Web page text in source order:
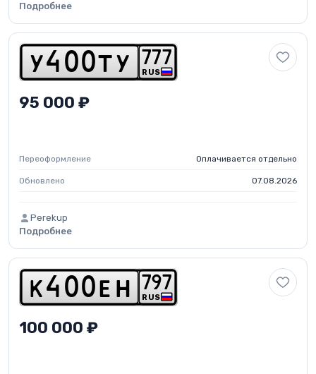
Подробнее
y 4 0 0 t y RUS
7 7 7
95 000 ₽
Переоформление Оплачивается отдельно
Обновлено 07.08.2026
Perekup
Подробнее
k 4 0 0 e h RUS
79 7
100 000 ₽